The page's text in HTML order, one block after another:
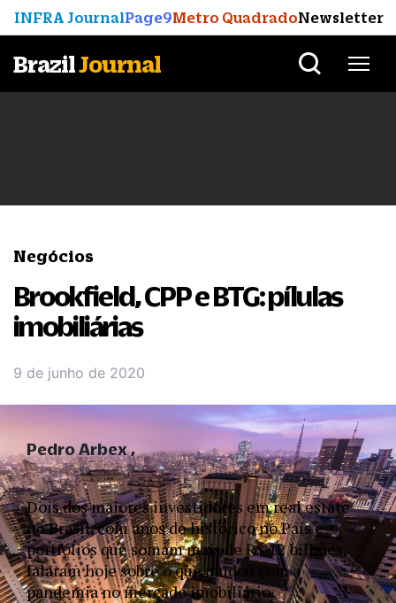
INFRA JournalPage9Metro QuadradoNewsletter
BrazilJournal
Negócios
Brookfield, CPP e BTG: pílulas
imobiliárias
9 de junho de 2020
Dois dos maiores investidores em real estate
no Brasil, com anos de histórico no País e
portfólios que somam mais de R$ 12 bilhões,
falaram hoje sobre o que mudou com a
pandemia no mercado imobiliário.
Pedro Arbex